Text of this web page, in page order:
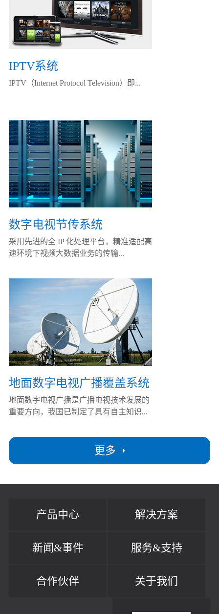
更多
IPTV系统
IPTV（Internet Protocol Television）即...
数字电视节传系统
采用先进的全 IP 化处理平台，精准适配高
速环境下视频大数据业务的传输...
地面数字电视广播覆盖系统
地面数字电视广播是广播电视技术发展的
重要方向，我国已制定了具有自主知识...
产品中心 解决方案
新闻&事件 服务&支持
合作伙伴 关于我们